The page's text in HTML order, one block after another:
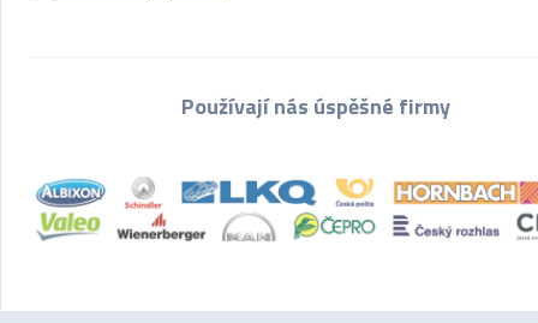
Používají nás úspěšné firmy